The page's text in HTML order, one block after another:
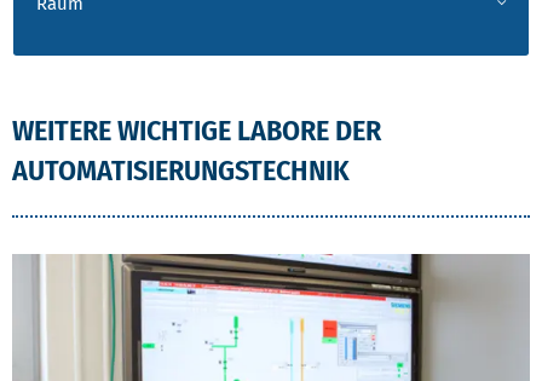
WEITERE WICHTIGE LABORE DER
AUTOMATISIERUNGSTECHNIK